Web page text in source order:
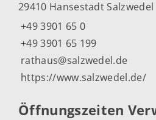
29410 Hansestadt Salzwedel
+49 3901 65 0
+49 3901 65 199
rathaus@salzwedel.de
https://www.salzwedel.de/
Öffnungszeiten